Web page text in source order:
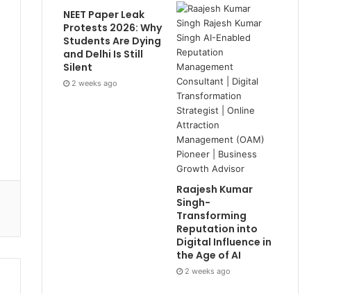
NEET Paper Leak
Protests 2026: Why
Students Are Dying
and Delhi Is Still
Silent
2 weeks ago
Raajesh Kumar
Singh-
Transforming
Reputation into
Digital Influence in
the Age of AI
2 weeks ago